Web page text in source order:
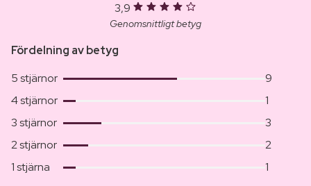
3,9
Genomsnittligt betyg
Fördelning av betyg
5 stjärnor
9
4 stjärnor
1
3 stjärnor
3
2 stjärnor
2
1 stjärna
1